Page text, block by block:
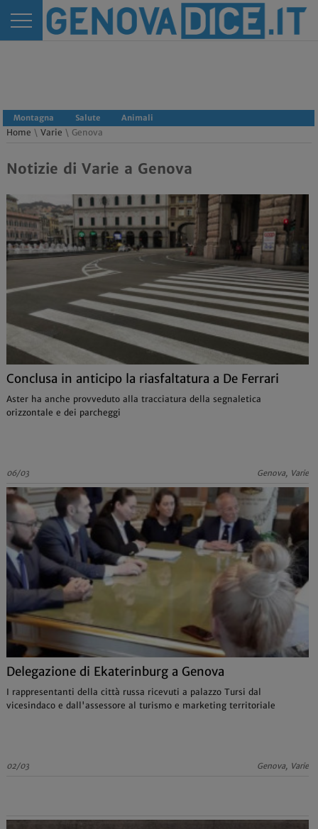
Montagna Salute Animali
Home \ Varie \ Genova
Notizie di Varie a Genova
Conclusa in anticipo la riasfaltatura a De Ferrari
Aster ha anche provveduto alla tracciatura della segnaletica
orizzontale e dei parcheggi
06/03 Genova, Varie
Delegazione di Ekaterinburg a Genova
I rappresentanti della città russa ricevuti a palazzo Tursi dal
vicesindaco e dall'assessore al turismo e marketing territoriale
02/03 Genova, Varie